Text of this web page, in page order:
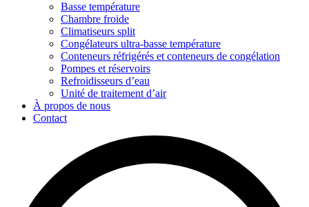
Basse température
Chambre froide
Climatiseurs split
Congélateurs ultra-basse température
Conteneurs réfrigérés et conteneurs de congélation
Pompes et réservoirs
Refroidisseurs d’eau
Unité de traitement d’air
À propos de nous
Contact